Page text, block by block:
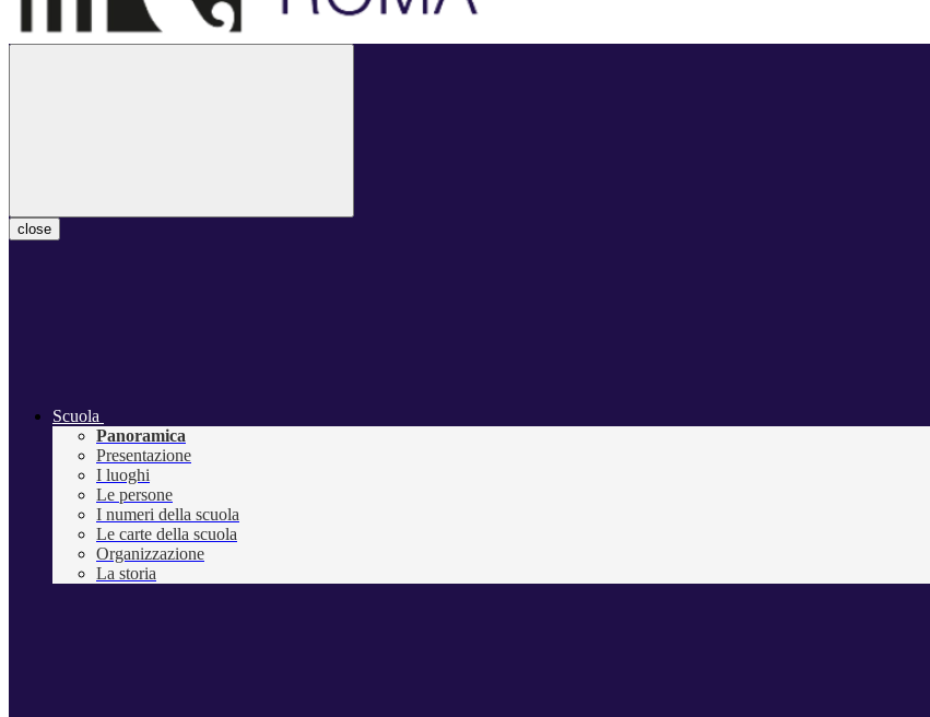
close
Scuola
Panoramica
Presentazione
I luoghi
Le persone
I numeri della scuola
Le carte della scuola
Organizzazione
La storia